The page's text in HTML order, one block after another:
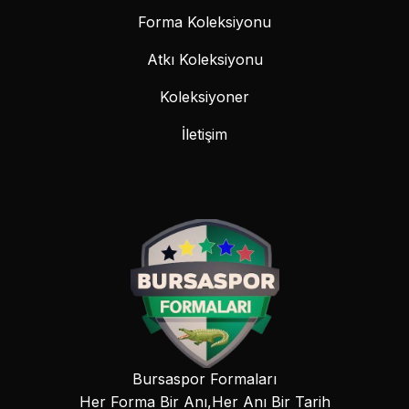
Forma Koleksiyonu
Atkı Koleksiyonu
Koleksiyoner
İletişim
Bursaspor Formaları
Her Forma Bir Anı,Her Anı Bir Tarih